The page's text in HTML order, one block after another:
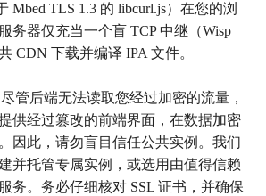
Mbed TLS 1.3 的 libcurl.js）在您的浏
务器仅充当一个盲 TCP 中继（Wisp
CDN 下载并编译 IPA 文件。
管后端无法读取您经过加密的流量，
供经过篡改的前端界面，在数据加密
因此，请勿盲目信任公共实例。我们
并托管专属实例，或选用由值得信赖
务。务必仔细核对 SSL 证书，并确保